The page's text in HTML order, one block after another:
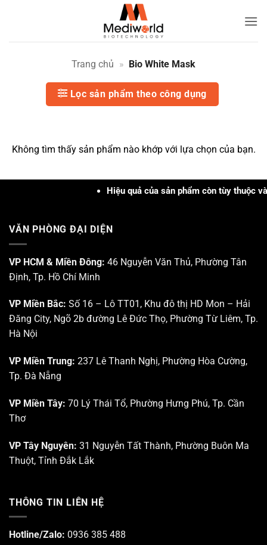
White
Mediworld
Trang chủ » Bio White Mask
Lọc sản phẩm theo công dụng
Không tìm thấy sản phẩm nào khớp với lựa chọn của bạn.
Hiệu quả của sản phẩm còn tùy thuộc
VĂN PHÒNG ĐẠI DIỆN
VP HCM & Miền Đông: 46 Nguyễn Văn Thủ, Phường Tân
Định, Tp. Hồ Chí Minh
VP Miền Bắc: Số 16 – Lô TT01, Khu đô thị HD Mon – Hải
Đăng City, Ngõ 2b đường Lê Đức Thọ, Phường Từ Liêm, Tp.
Hà Nội
VP Miền Trung: 237 Lê Thanh Nghị, Phường Hòa Cường,
Tp. Đà Nẵng
VP Miền Tây: 70 Lý Thái Tổ, Phường Hưng Phú, Tp. Cần
Thơ
VP Tây Nguyên: 31 Nguyễn Tất Thành, Phường Buôn Ma
Thuột, Tỉnh Đắk Lắk
THÔNG TIN LIÊN HỆ
Hotline/Zalo: 0936 385 488